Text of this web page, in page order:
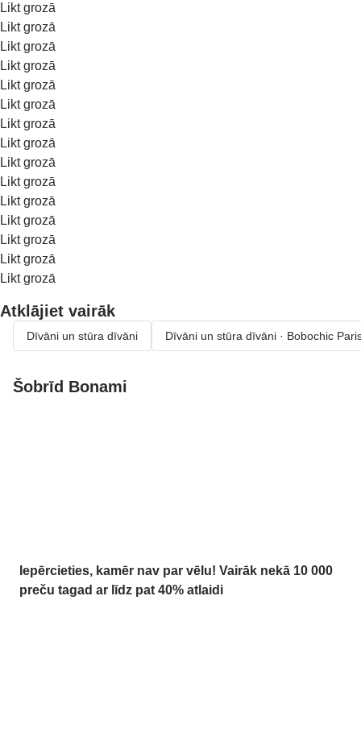
Likt grozā
Likt grozā
Likt grozā
Likt grozā
Likt grozā
Likt grozā
Likt grozā
Likt grozā
Likt grozā
Likt grozā
Likt grozā
Likt grozā
Likt grozā
Likt grozā
Likt grozā
Atklājiet vairāk
Dīvāni un stūra dīvāni Dīvāni un stūra dīvāni · Bobochic
Šobrīd Bonami
Iepērcieties, kamēr nav par vēlu! Vairāk nekā 10 000
preču tagad ar līdz pat 40% atlaidi